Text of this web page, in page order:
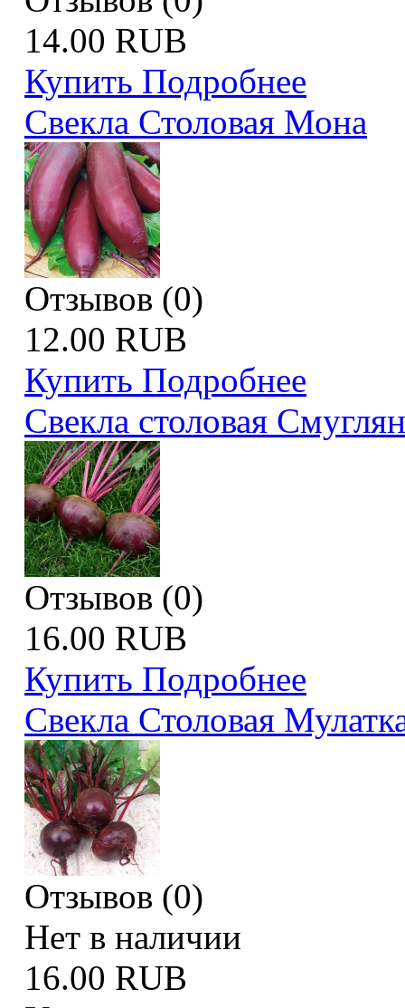
14.00 RUB
Купить Подробнее
Свекла Столовая Мона
Отзывов (0)
12.00 RUB
Купить Подробнее
Свекла столовая
Отзывов (0)
16.00 RUB
Купить Подробнее
Свекла Столовая
Отзывов (0)
Нет в наличии
16.00 RUB